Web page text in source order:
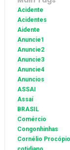
Acidente
Acidentes
Aidente
Anuncie1
Anuncie2
Anuncie3
Anuncie4
Anuncios
ASSAI
Assaí
BRASIL
Comércio
Congonhinhas
Cornélio Procópio